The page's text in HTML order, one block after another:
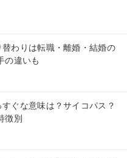
替わりは転職・離婚・結婚の
の違いも
すぐな意味は？サイコパス？
徴別